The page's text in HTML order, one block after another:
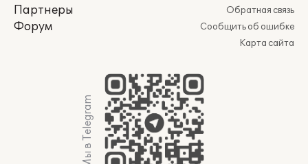
Партнеры
Форум
Обратная связь
Сообщить об ошибке
Карта сайта
Мы в Telegram